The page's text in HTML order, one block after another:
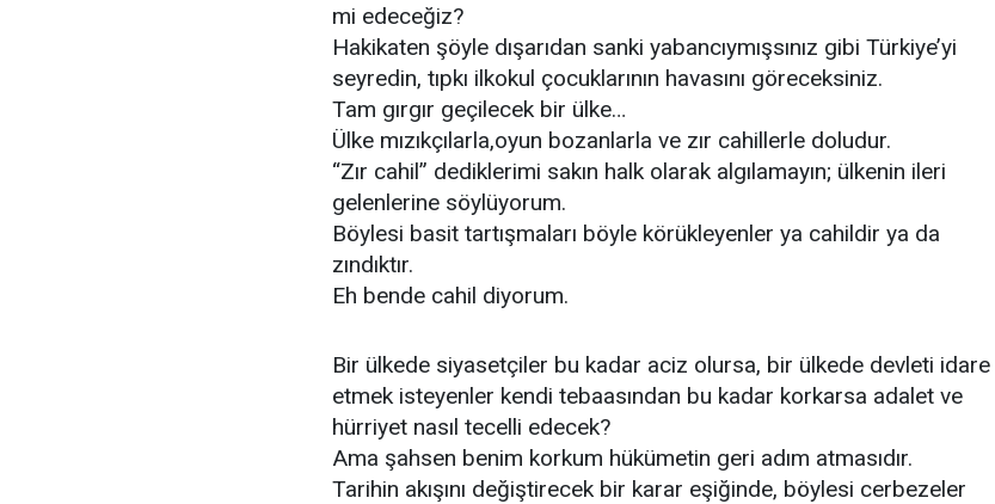
mi edeceğiz?
Hakikaten şöyle dışarıdan sanki yabancıymışsınız gibi Türkiye’yi
seyredin, tıpkı ilkokul çocuklarının havasını göreceksiniz.
Tam gırgır geçilecek bir ülke…
Ülke mızıkçılarla,oyun bozanlarla ve zır cahillerle doludur.
“Zır cahil” dediklerimi sakın halk olarak algılamayın; ülkenin ileri
gelenlerine söylüyorum.
Böylesi basit tartışmaları böyle körükleyenler ya cahildir ya da
zındıktır.
Eh bende cahil diyorum.
Bir ülkede siyasetçiler bu kadar aciz olursa, bir ülkede devleti idare
etmek isteyenler kendi tebaasından bu kadar korkarsa adalet ve
hürriyet nasıl tecelli edecek?
Ama şahsen benim korkum hükümetin geri adım atmasıdır.
Tarihin akışını değiştirecek bir karar eşiğinde, böylesi cerbezeler